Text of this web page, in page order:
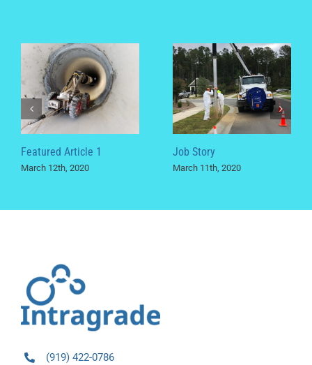
Featured Article 1
March 12th, 2020
Job Story
March 11th, 2020
(919) 422-0786